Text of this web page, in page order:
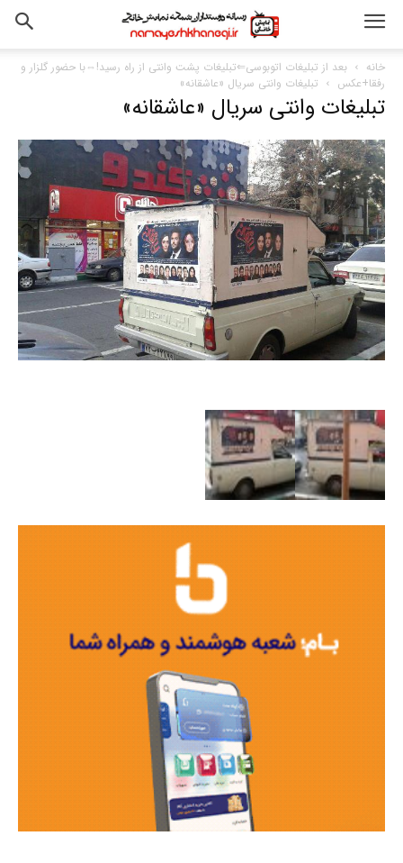
خانه
بعد از تبلیغات اتوبوسی⇐تبلیغات پشت وانتی از راه رسید!⇔با حضور گلزار و
رفقا+عکس
تبلیغات وانتی سریال «عاشقانه»
تبلیغات وانتی سریال «عاشقانه»